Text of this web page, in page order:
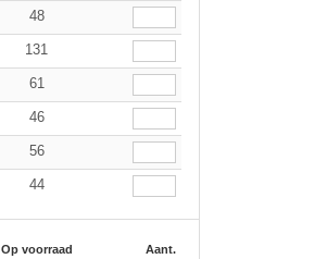
48
131
61
46
56
44
Op voorraad Aant.